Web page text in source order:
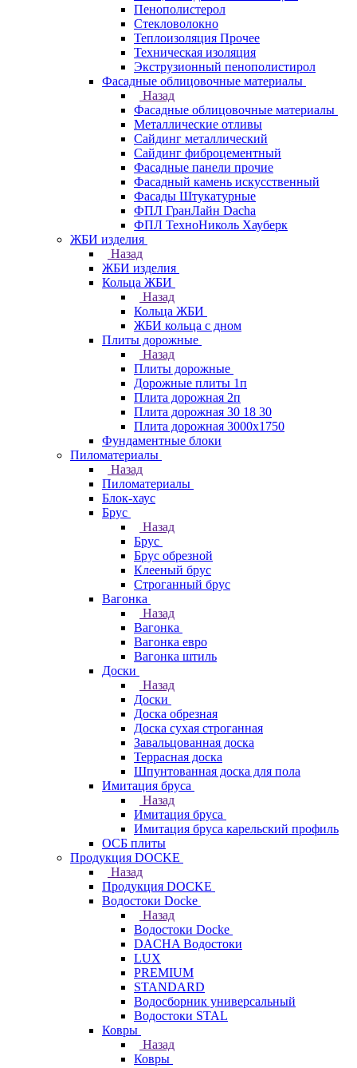
Пенополистерол
Стекловолокно
Теплоизоляция Прочее
Техническая изоляция
Экструзионный пенополистирол
Фасадные облицовочные материалы
Назад
Фасадные облицовочные материалы
Металлические отливы
Сайдинг металлический
Сайдинг фиброцементный
Фасадные панели прочие
Фасадный камень искусственный
Фасады Штукатурные
ФПЛ ГранЛайн Dacha
ФПЛ ТехноНиколь Хауберк
ЖБИ изделия
Назад
ЖБИ изделия
Кольца ЖБИ
Назад
Кольца ЖБИ
ЖБИ кольца с дном
Плиты дорожные
Назад
Плиты дорожные
Дорожные плиты 1п
Плита дорожная 2п
Плита дорожная 30 18 30
Плита дорожная 3000х1750
Фундаментные блоки
Пиломатериалы
Назад
Пиломатериалы
Блок-хаус
Брус
Назад
Брус
Брус обрезной
Клееный брус
Строганный брус
Вагонка
Назад
Вагонка
Вагонка евро
Вагонка штиль
Доски
Назад
Доски
Доска обрезная
Доска сухая строганная
Завальцованная доска
Террасная доска
Шпунтованная доска для пола
Имитация бруса
Назад
Имитация бруса
Имитация бруса карельский профиль
ОСБ плиты
Продукция DOCKE
Назад
Продукция DOCKE
Водостоки Docke
Назад
Водостоки Docke
DACHA Водостоки
LUX
PREMIUM
STANDARD
Водосборник универсальный
Водостоки STAL
Ковры
Назад
Ковры